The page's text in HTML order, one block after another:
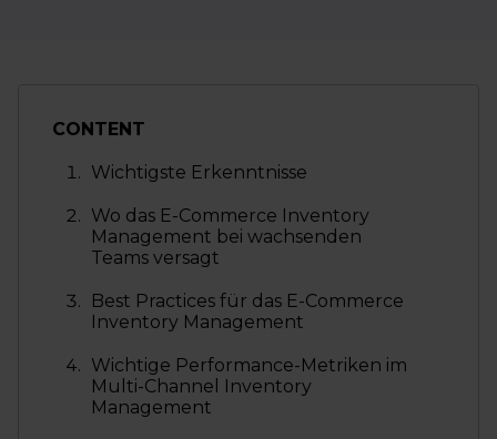
CONTENT
Wichtigste Erkenntnisse
Wo das E-Commerce Inventory
Management bei wachsenden
Teams versagt
Best Practices für das E-Commerce
Inventory Management
Wichtige Performance-Metriken im
Multi-Channel Inventory
Management